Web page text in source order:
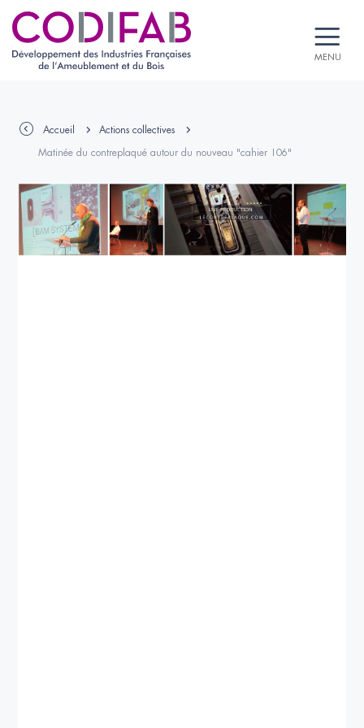
MENU
Accueil Actions collectives
Matinée du contreplaqué autour du nouveau "cahier 106"